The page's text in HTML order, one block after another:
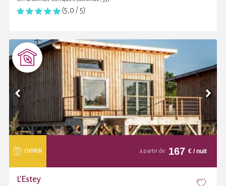
(5,0 / 5)
OFFRIR à partir de 167 € / nuit
L'Estey